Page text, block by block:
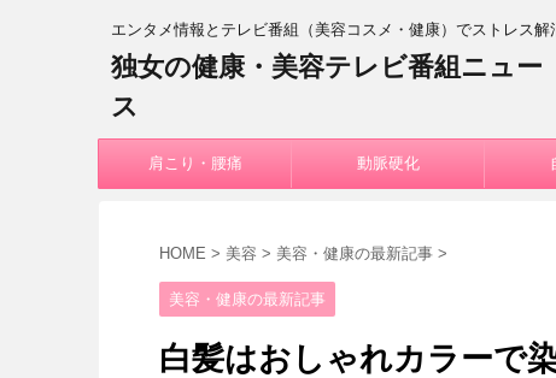
エンタメ情報とテレビ番組（美容コスメ・健康）でストレス解
独女の健康・美容テレビ番組ニュー
ス
肩こり・腰痛 動脈硬化
HOME > 美容 > 美容・健康の最新記事 >
美容・健康の最新記事
白髪はおしゃれカラーで